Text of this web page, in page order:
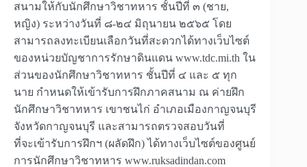
สนามให้กับนักศึกษาวิชาทหาร ชั้นปีที่ ๓ (ชาย,
หญิง) ระหว่างวันที่ ๘-๒๔ มิถุนายน ๒๕๖๕ โดย
สามารถลงทะเบียนเลือกวันที่สะดวกได้ทางเว็บไซต์
ของหน่วยบัญชาการรักษาดินแดน www.tdc.mi.th ใน
ส่วนของนักศึกษาวิชาทหาร ชั้นปีที่ ๔ และ ๕ ทุก
นาย กำหนดให้เข้ารับการฝึกภาคสนาม ณ ค่ายฝึก
นักศึกษาวิชาทหาร เขาชนไก่ อำเภอเมืองกาญจนบุรี
จังหวัดกาญจนบุรี และสามารถตรวจสอบวันที่
ที่จะเข้ารับการฝึกฯ (ผลัดฝึก) ได้ทางเว็บไซต์ของศูนย์
การนักศึกษาวิชาทหาร www.ruksadindan.com